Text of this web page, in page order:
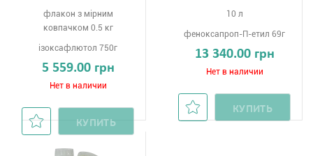
флакон з мірним
ковпачком 0.5 кг
ізоксафлютол 750г
5 559.00 грн
Нет в наличии
КУПИТЬ
10 л
феноксапроп-П-етил 69г
13 340.00 грн
Нет в наличии
КУПИТЬ